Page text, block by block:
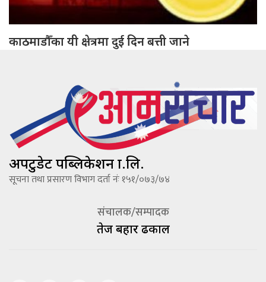
काठमाडौँका यी क्षेत्रमा दुई दिन बत्ती जाने
अपटुडेट पब्लिकेशन प्रा.लि.
सूचना तथा प्रसारण विभाग दर्ता नंः १५१/०७३/७४
संचालक/सम्पादक
तेज बहादूर ढकाल